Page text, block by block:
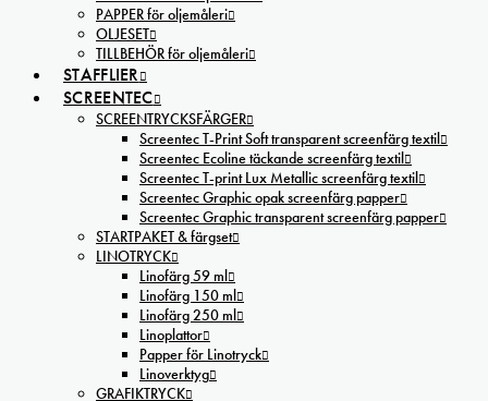
PAPPER för oljemåleri
OLJESET
TILLBEHÖR för oljemåleri
STAFFLIER
SCREENTEC
SCREENTRYCKSFÄRGER
Screentec T-Print Soft transparent screenfärg textil
Screentec Ecoline täckande screenfärg textil
Screentec T-print Lux Metallic screenfärg textil
Screentec Graphic opak screenfärg papper
Screentec Graphic transparent screenfärg papper
STARTPAKET & färgset
LINOTRYCK
Linofärg 59 ml
Linofärg 150 ml
Linofärg 250 ml
Linoplattor
Papper för Linotryck
Linoverktyg
GRAFIKTRYCK